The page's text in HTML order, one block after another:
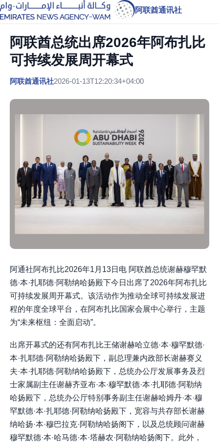
阿联酋通讯社
阿联酋总统出席2026年阿布扎比
可持续发展周开幕式
阿联酋通讯社2026-01-13T12:20:34+04:00
阿通社阿布扎比2026年1月13日电 阿联酋总统谢赫穆罕默
德·本·扎耶德·阿勒纳哈扬殿下今日出席了2026年阿布扎比
可持续发展周开幕式。该活动作为推动全球可持续发展进
程的年度全球平台，在阿布扎比国家会展中心举行，主题
为“未来枢纽：全面启动”。
出席开幕式的还有阿布扎比王储谢赫哈立德·本·穆罕默德·
本·扎耶德·阿勒纳哈扬殿下，副总理兼内政部长谢赫赛义
夫·本·扎耶德·阿勒纳哈扬殿下，总统办公厅发展事务及烈
士家属副主任谢赫齐亚布·本·穆罕默德·本·扎耶德·阿勒纳
哈扬殿下，总统办公厅特别事务副主任谢赫哈姆丹·本·穆
罕默德·本·扎耶德·阿勒纳哈扬殿下，宽容与共存部长谢赫
纳哈扬·本·穆巴拉克·阿勒纳哈扬阁下，以及总统顾问谢赫
穆罕默德·本·哈马德·本·塔赫农·阿勒纳哈扬阁下。此外，